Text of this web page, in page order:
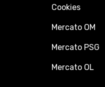
Cookies
Mercato OM
Mercato PSG
Mercato OL